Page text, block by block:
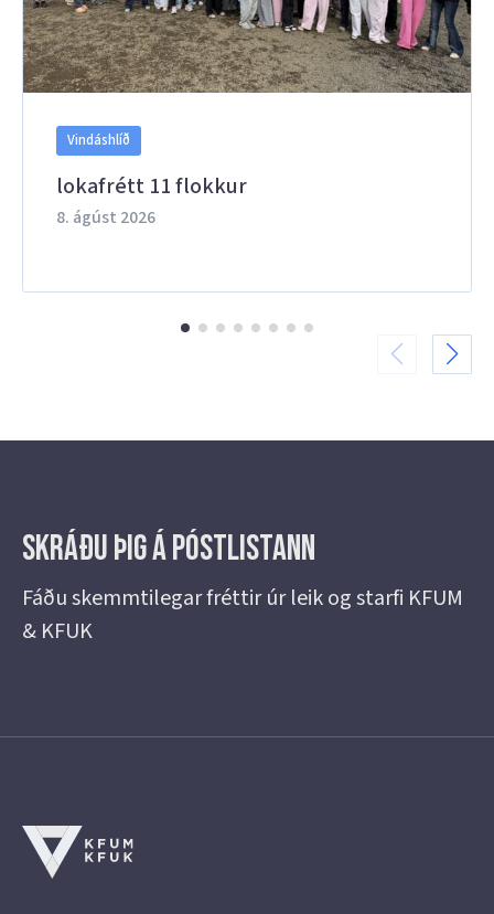
Vindáshlíð
lokafrétt 11 flokkur
8. ágúst 2026
Skráðu þig á Póstlistann
Fáðu skemmtilegar fréttir úr leik og starfi KFUM
& KFUK